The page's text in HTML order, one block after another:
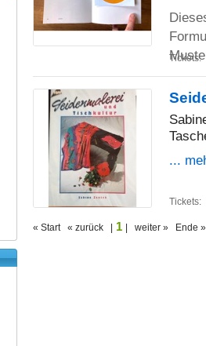
Tickets:
...
Tickets:
« Start « zurück | 1 | weiter » Ende »